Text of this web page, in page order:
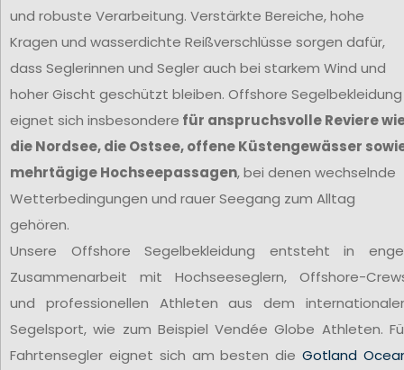
und robuste Verarbeitung. Verstärkte Bereiche, hohe
Kragen und wasserdichte Reißverschlüsse sorgen dafür,
dass Seglerinnen und Segler auch bei starkem Wind und
hoher Gischt geschützt bleiben. Offshore Segelbekleidung
eignet sich insbesondere für anspruchsvolle Reviere
die Nordsee, die Ostsee, offene Küstengewässer
mehrtägige Hochseepassagen, bei denen wechselnde
Wetterbedingungen und rauer Seegang zum Alltag
gehören.
Unsere Offshore Segelbekleidung entsteht in
Zusammenarbeit mit Hochseeseglern, Offshore-
und professionellen Athleten aus dem
Segelsport, wie zum Beispiel Vendée Globe Athleten.
Fahrtensegler eignet sich am besten dieGotland